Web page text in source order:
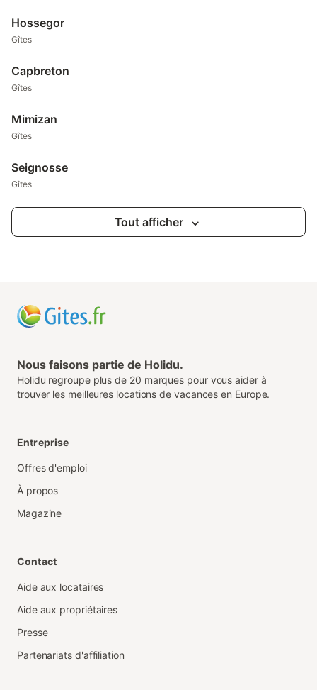
Hossegor
Gîtes
Capbreton
Gîtes
Mimizan
Gîtes
Seignosse
Gîtes
Tout afficher
Nous faisons partie de Holidu.
Holidu regroupe plus de 20 marques pour vous aider à
trouver les meilleures locations de vacances en Europe.
Entreprise
Offres d'emploi
À propos
Magazine
Contact
Aide aux locataires
Aide aux propriétaires
Presse
Partenariats d'affiliation